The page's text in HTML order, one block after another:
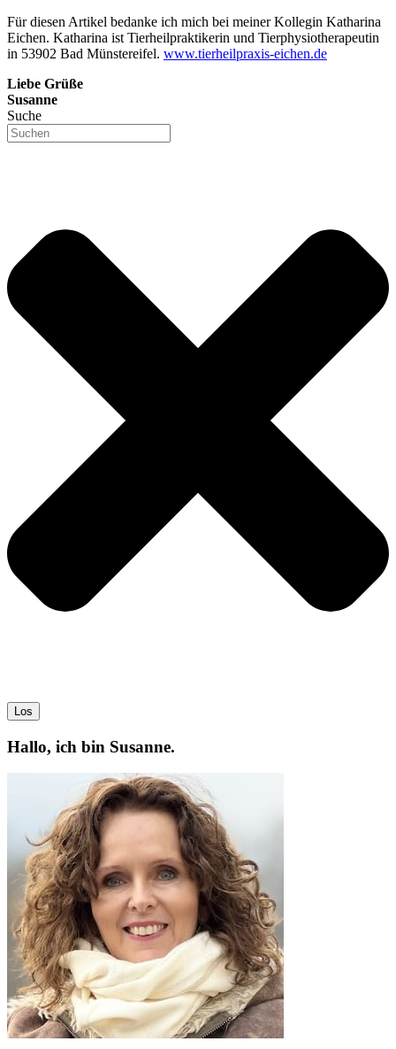
Für diesen Artikel bedanke ich mich bei meiner Kollegin Katharina
Eichen. Katharina ist Tierheilpraktikerin und Tierphysiotherapeutin
in 53902 Bad Münstereifel. www.tierheilpraxis-eichen.de
Liebe Grüße
Susanne
Suche
Los
Hallo, ich bin Susanne.